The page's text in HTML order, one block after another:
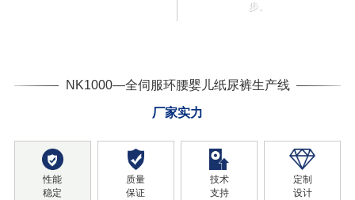
步。
NK1000—全伺服环腰婴儿纸尿裤生产线
厂家实力
性能
稳定
质量
保证
技术
支持
定制
设计